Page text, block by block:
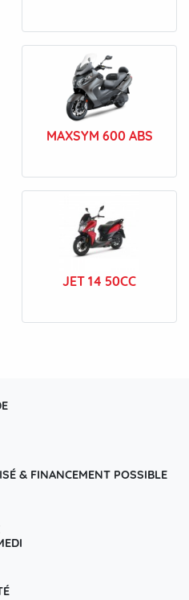
MAXSYM 600 ABS
JET 14 50CC
& FINANCEMENT POSSIBLE